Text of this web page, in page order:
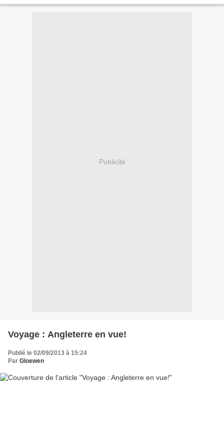
Publicité
Voyage : Angleterre en vue!
Publié le 02/09/2013 à 15:24
Par Gloewen